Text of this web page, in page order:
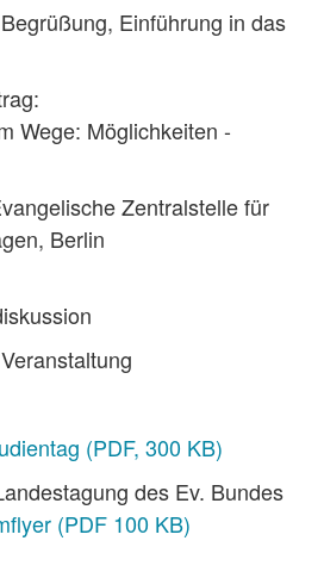
Einführung in das
Wege: Möglichkeiten -
Zentralstelle für
Berlin
(PDF, 300 KB)
des Ev. Bundes
(PDF 100 KB)